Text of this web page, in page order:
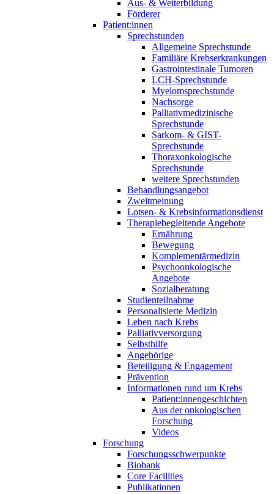
Aus- & Weiterbildung
Förderer
Patient:innen
Sprechstunden
Allgemeine Sprechstunde
Familiäre Krebserkrankungen
Gastrointestinale Tumoren
LCH-Sprechstunde
Myelomsprechstunde
Nachsorge
Palliativmedizinische
Sprechstunde
Sarkom- & GIST-
Sprechstunde
Thoraxonkologische
Sprechstunde
weitere Sprechstunden
Behandlungsangebot
Zweitmeinung
Lotsen- & Krebsinformationsdienst
Therapiebegleitende Angebote
Ernährung
Bewegung
Komplementärmedizin
Psychoonkologische
Angebote
Sozialberatung
Studienteilnahme
Personalisierte Medizin
Leben nach Krebs
Palliativversorgung
Selbsthilfe
Angehörige
Beteiligung & Engagement
Prävention
Informationen rund um Krebs
Patient:innengeschichten
Aus der onkologischen
Forschung
Videos
Forschung
Forschungsschwerpunkte
Biobank
Core Facilities
Publikationen